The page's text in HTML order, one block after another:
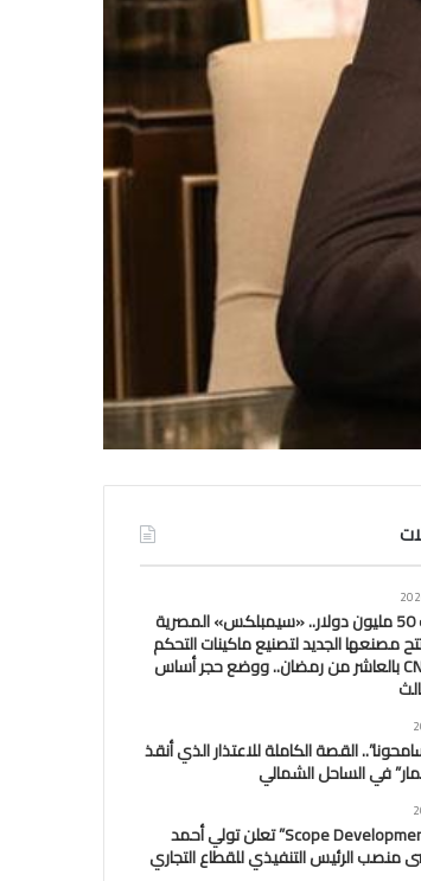
باستثمارات 50 مليون دولار.. «سيمبلكس» المصرية
مصنعها الجديد لتصنيع ماكينات التحكم
الرقمي CNC بالعاشر من رمضان.. ووضع حجر أساس
القصة الكاملة للاعتذار الذي أنقذ
في الساحل الشمالي
شركة “Scope Developments” تعلن تولي أحمد
الرئيس التنفيذي للقطاع التجاري